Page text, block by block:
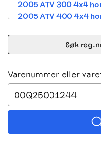
2005 ATV 300 4x4
2005 ATV 400 4x4
2005 ATV 500 TRV
2005 ATV 500i 4x4A
2005 DVX 400 street
2006 250 Utility
2006 400 Street Legal
2006 400 3in1 Street
2006 400 dvx street-
2006 500 4x4A
Søk
Varenummer eller